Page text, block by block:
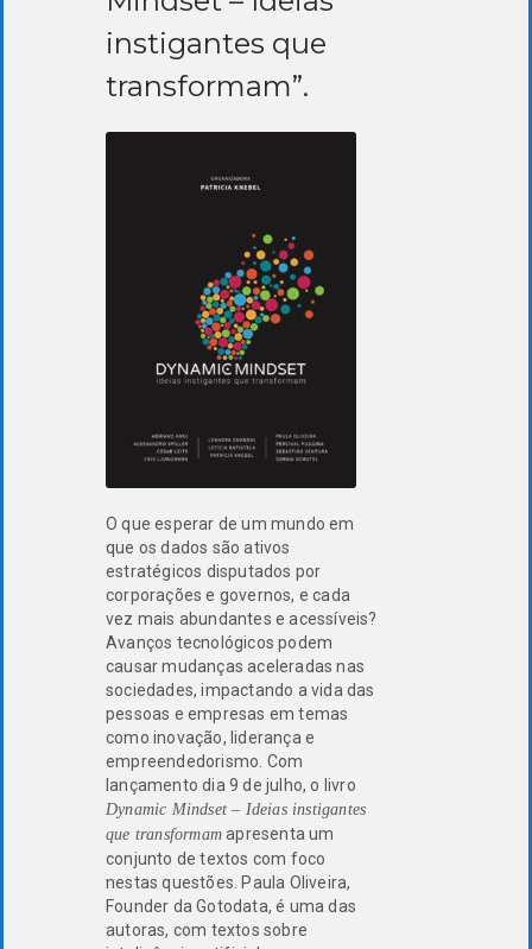
instigantes que
transformam”.
O que esperar de um mundo em
que os dados são ativos
estratégicos disputados por
corporações e governos, e cada
vez mais abundantes e acessíveis?
Avanços tecnológicos podem
causar mudanças aceleradas nas
sociedades, impactando a vida das
pessoas e empresas em temas
como inovação, liderança e
empreendedorismo. Com
lançamento dia 9 de julho, o livro
Dynamic Mindset – Ideias instigantes
que transformam apresenta um
conjunto de textos com foco
nestas questões. Paula Oliveira,
Founder da Gotodata, é uma das
autoras, com textos sobre